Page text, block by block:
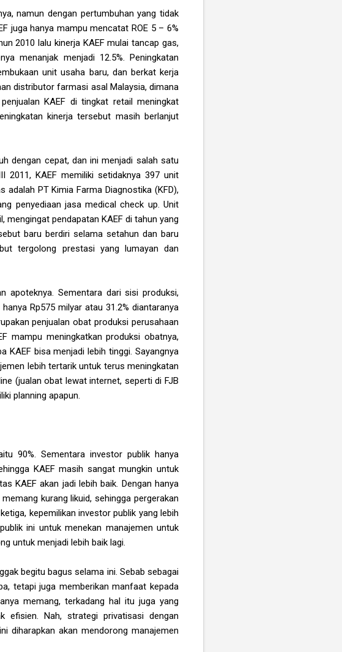
namun dengan pertumbuhan yang tidak
juga hanya mampu mencatat ROE 5 – 6%
2010 lalu kinerja KAEF mulai tancap gas,
menanjak menjadi 12.5%. Peningkatan
unit usaha baru, dan berkat kerja
distributor farmasi asal Malaysia, dimana
KAEF di tingkat retail meningkat
kinerja tersebut masih berlanjut
dengan cepat, dan ini menjadi salah satu
2011, KAEF memiliki setidaknya 397 unit
PT Kimia Farma Diagnostika (KFD),
penyediaan jasa medical check up. Unit
mengingat pendapatan KAEF di tahun yang
baru berdiri selama setahun dan baru
tergolong prestasi yang lumayan dan
apoteknya. Sementara dari sisi produksi,
Rp575 milyar atau 31.2% diantaranya
penjualan obat produksi perusahaan
mampu meningkatkan produksi obatnya,
KAEF bisa menjadi lebih tinggi. Sayangnya
lebih tertarik untuk terus meningkatan
(jualan obat lewat internet, seperti di FJB
planning apapun.
90%. Sementara investor publik hanya
KAEF masih sangat mungkin untuk
KAEF akan jadi lebih baik. Dengan hanya
kurang likuid, sehingga pergerakan
kepemilikan investor publik yang lebih
ini untuk menekan manajemen untuk
untuk menjadi lebih baik lagi.
begitu bagus selama ini. Sebab sebagai
tetapi juga memberikan manfaat kepada
memang, terkadang hal itu juga yang
efisien. Nah, strategi privatisasi dengan
diharapkan akan mendorong manajemen